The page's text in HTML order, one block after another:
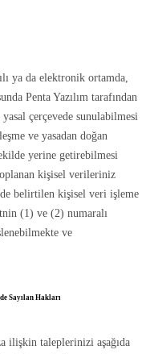
ya da elektronik ortamda,
Penta Yazılım tarafından
çerçevede sunulabilmesi
ve yasadan doğan
yerine getirebilmesi
kişisel verileriniz
belirtilen kişisel veri işleme
(1) ve (2) numaralı
ve
Sayılan Hakları
ilişkin taleplerinizi aşağıda